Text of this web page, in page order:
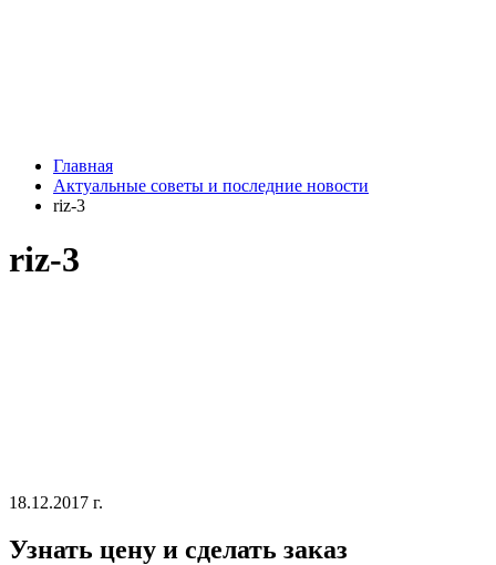
Главная
Актуальные советы и последние новости
riz-3
riz-3
18.12.2017 г.
Узнать цену и сделать заказ